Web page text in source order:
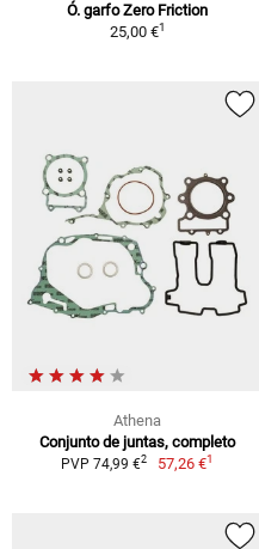
Ó. garfo Zero Friction
25,00 €1
Athena
Conjunto de juntas, completo
PVP 74,99 €2 57,26 €1